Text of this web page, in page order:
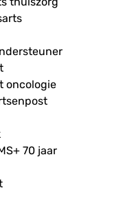
oncologie
70 jaar